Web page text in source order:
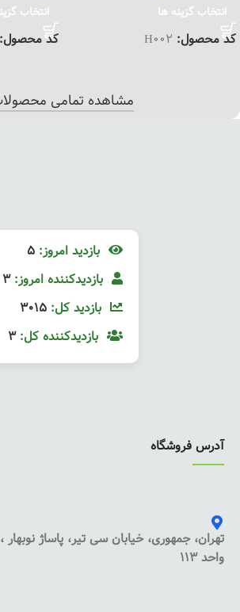
انتخاب گزینه ها
کد محصول: H002
انتخاب
کد محصول:
مشاهده تمامی
بازدید امروز:
بازدیدکننده امروز: 3
بازدید کل:
بازدیدکننده کل: 3
آدرس فروشگاه
تهران، جمهوری، خیابان سی تیر، پاساژ
واحد 113